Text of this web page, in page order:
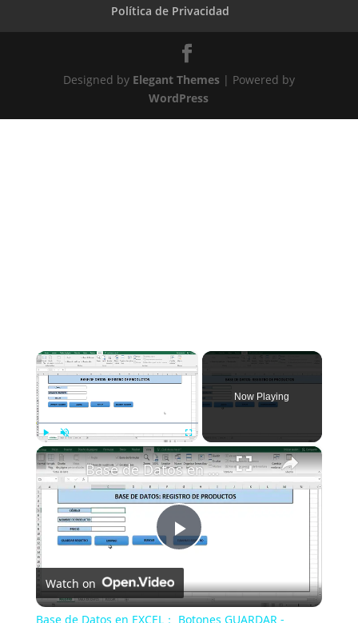
Política de Privacidad
Designed by Elegant Themes| Powered by
WordPress
×
Play Unmute
Now Playing
×
Play
Video
Base de Datos en EXCEL： Botones GUARDAR - BUSCAR - ELIMINAR con MENSAJE emergente de confirmación.
Watch on
Base de Datos en EXCEL： Botones GUARDAR -